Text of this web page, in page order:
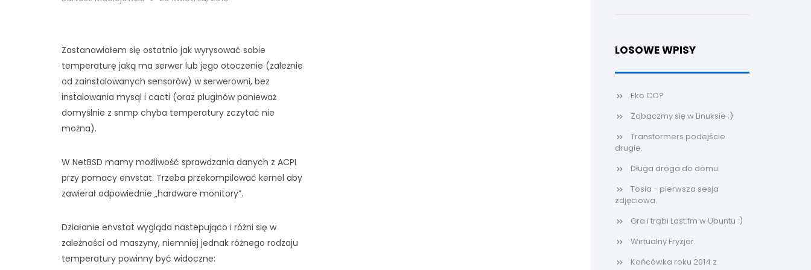
Zastanawiałem się ostatnio jak wyrysować sobie
temperaturę jaką ma serwer lub jego otoczenie (zależnie
od zainstalowanych sensorów) w serwerowni, bez
instalowania mysql i cacti (oraz pluginów ponieważ
domyślnie z snmp chyba temperatury zczytać nie
można).
W NetBSD mamy możliwość sprawdzania danych z ACPI
przy pomocy envstat. Trzeba przekompilować kernel aby
zawierał odpowiednie „hardware monitory”.
Działanie envstat wygląda nastepująco i różni się w
zależności od maszyny, niemniej jednak różnego rodzaju
temperatury powinny być widoczne:
LOSOWE WPISY
Eko CO?
Zobaczmy się w Linuksie ;)
Transformers podejście
drugie.
Długa droga do domu.
Tosia - pierwsza sesja
zdjęciowa.
Gra i trąbi Last.fm w Ubuntu :)
Wirtualny Fryzjer.
Końcówka roku 2014 z